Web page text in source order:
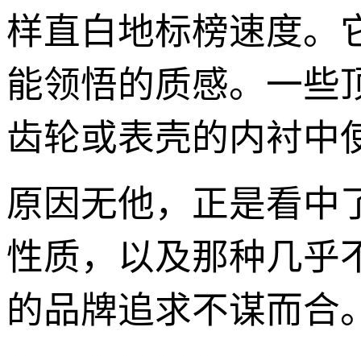
样直白地标榜速度。
能领悟的质感。一些
齿轮或表壳的内衬中
原因无他，正是看中
性质，以及那种几乎
的品牌追求不谋而合